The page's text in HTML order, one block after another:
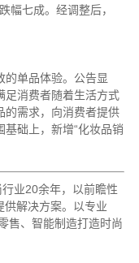
幅七成。经调整后，
的单品体验。公告显
足消费者随着生活方式
的需求，向消费者提供
础上，新增“化妆品销
业20余年，以前瞻性
解决方案。以专业
售、智能制造打造时尚